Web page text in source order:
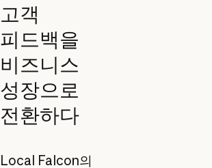
고객
피드백을
비즈니스
성장으로
전환하다
Local Falcon의